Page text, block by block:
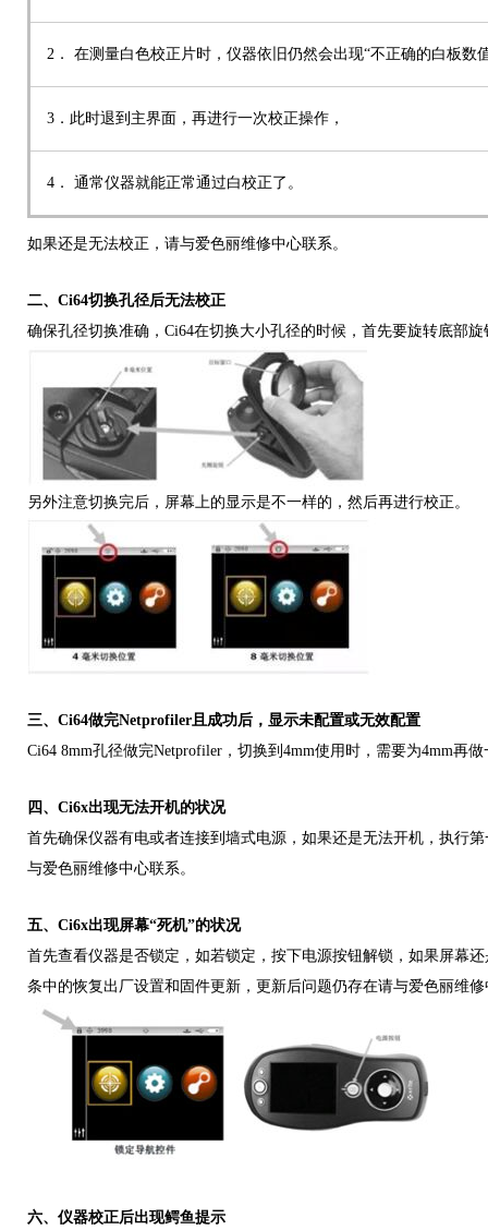
2． 在测量白色校正片时，仪器依旧仍然会出现“不正确的白板数
3．此时退到主界面，再进行一次校正操作，
4． 通常仪器就能正常通过白校正了。
如果还是无法校正，请与爱色丽维修中心联系。
二、Ci64切换孔径后无法校正
确保孔径切换准确，Ci64在切换大小孔径的时候，首先要旋转底部
另外注意切换完后，屏幕上的显示是不一样的，然后再进行校正。
三、Ci64做完Netprofiler且成功后，显示未配置或无效配置
Ci64 8mm孔径做完Netprofiler，切换到4mm使用时，需要为4mm再
四、Ci6x出现无法开机的状况
首先确保仪器有电或者连接到墙式电源，如果还是无法开机，执行
与爱色丽维修中心联系。
五、Ci6x出现屏幕“死机”的状况
首先查看仪器是否锁定，如若锁定，按下电源按钮解锁，如果屏幕
条中的恢复出厂设置和固件更新，更新后问题仍存在请与爱色丽维
六、仪器校正后出现鳄鱼提示